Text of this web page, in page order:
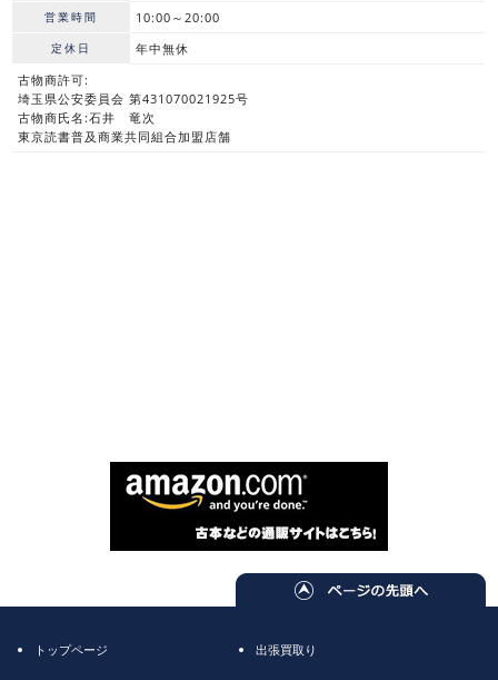
営業時間 10:00～20:00
定休日
年中無休
古物商許可:
埼玉県公安委員会 第431070021925号
古物商氏名:石井 竜次
東京読書普及商業共同組合加盟店舗
トップページ 出張買取り